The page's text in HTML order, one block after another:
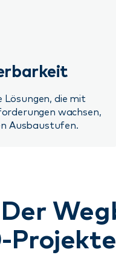
Lösungen, die mit
wachsen,
Ausbaustufen.
Projekte